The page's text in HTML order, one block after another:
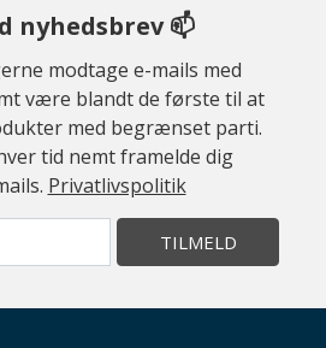
nyhedsbrev 📫
modtage e-mails med
være blandt de første til at
med begrænset parti.
tid nemt framelde dig
Privatlivspolitik
TILMELD